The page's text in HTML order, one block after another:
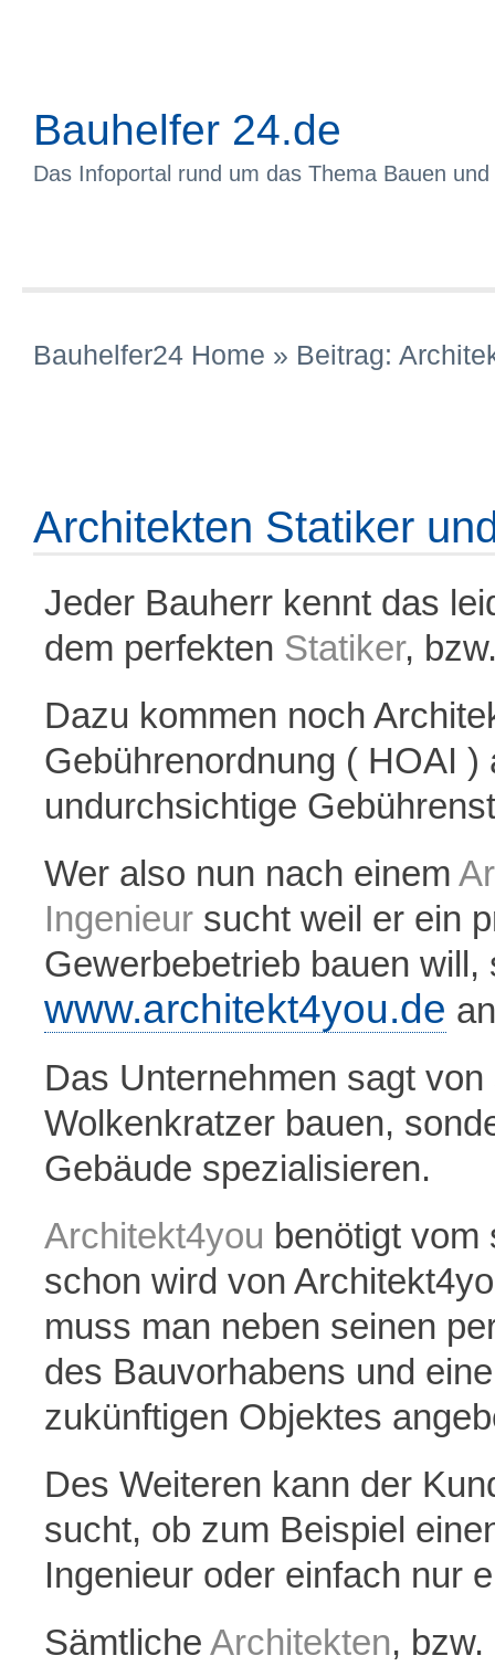
Bauhelfer 24.de
Das Infoportal rund um das Thema Bauen
Bauhelfer24 Home » Beitrag:
Architekten Statiker
Jeder Bauherr kennt das
dem perfekten Statiker,
Dazu kommen noch
Gebührenordnung ( HOAI
undurchsichtige
Wer also nun nach einem
Ingenieur sucht weil er ein
Gewerbebetrieb bauen
www.architekt4you.de
Das Unternehmen sagt
Wolkenkratzer bauen,
Gebäude spezialisieren.
Architekt4you benötigt vom
schon wird von
muss man neben seinen
des Bauvorhabens und
zukünftigen Objektes
Des Weiteren kann der
sucht, ob zum Beispiel
Ingenieur oder einfach nur
Sämtliche Architekten,